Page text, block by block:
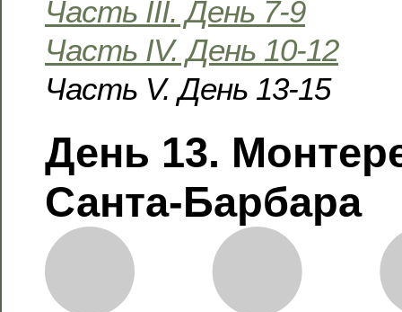
Часть III. День 7-9
Часть IV. День 10-12
Часть V. День 13-15
День 13.
Санта-Барбара